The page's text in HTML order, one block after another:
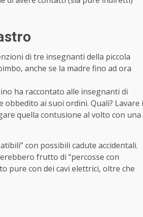
di tre insegnanti della piccola
anche se la madre fino ad ora
ha raccontato alle insegnanti di
ai suoi ordini. Quali? Lavare i
quella contusione al volto con una
con possibili cadute accidentali.
frutto di “percosse con
pure con dei cavi elettrici, oltre che